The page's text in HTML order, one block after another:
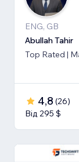
ENG, GB
Abullah Tahir
Top Rated |
4,8 (26)
Від 295 $